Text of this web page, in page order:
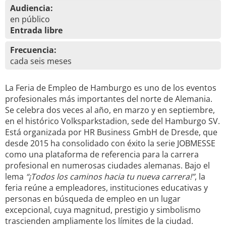
Audiencia:
en público
Entrada libre
Frecuencia:
cada seis meses
La Feria de Empleo de Hamburgo es uno de los eventos
profesionales más importantes del norte de Alemania.
Se celebra dos veces al año, en marzo y en septiembre,
en el histórico Volksparkstadion, sede del Hamburgo SV.
Está organizada por HR Business GmbH de Dresde, que
desde 2015 ha consolidado con éxito la serie JOBMESSE
como una plataforma de referencia para la carrera
profesional en numerosas ciudades alemanas. Bajo el
lema “¡Todos los caminos hacia tu nueva carrera!”, la
feria reúne a empleadores, instituciones educativas y
personas en búsqueda de empleo en un lugar
excepcional, cuya magnitud, prestigio y simbolismo
trascienden ampliamente los límites de la ciudad.